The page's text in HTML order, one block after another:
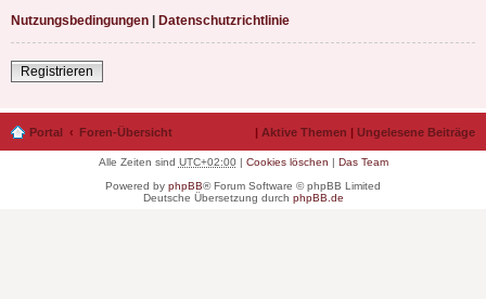
Nutzungsbedingungen | Datenschutzrichtlinie
Registrieren
Portal Foren-Übersicht | Aktive Themen | Ungelesene Beiträge
Alle Zeiten sind UTC+02:00| Cookies löschen | Das Team
Powered by phpBB® Forum Software © phpBB Limited
Deutsche Übersetzung durch phpBB.de